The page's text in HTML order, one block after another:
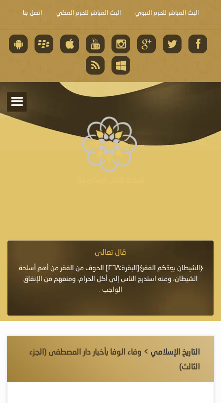
البث المباشر للحرم النبوي البث المباشر للحرم المكي اتصل بنا
قال تعالى
﴿الشيطان يعِدُكم الفقر﴾[البقرة:٢٦٨] الخوف من الفقر من أهم أسلحة
الشيطان، ومنه استدرج الناس إلى أكل الحرام، ومنعهم من الإنفاق
الواجب .
التاريخ الإسلامي > وفاء الوفا بأخبار دار المصطفى (الجزء
الثالث)